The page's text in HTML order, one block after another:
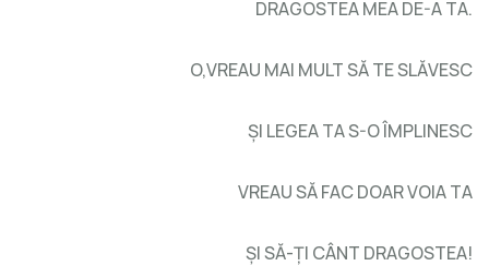
DRAGOSTEA MEA DE-A TA.
O,VREAU MAI MULT SĂ TE SLĂVESC
ŞI LEGEA TA S-O ÎMPLINESC
VREAU SĂ FAC DOAR VOIA TA
ŞI SĂ-ŢI CÂNT DRAGOSTEA!